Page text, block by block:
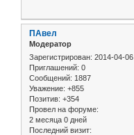
ПАвел
Модератор
Зарегистрирован: 2014-04-06
Приглашений: 0
Сообщений: 1887
Уважение: +855
Позитив: +354
Провел на форуме:
2 месяца 0 дней
Последний визит: